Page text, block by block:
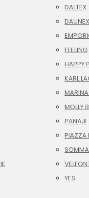
DALTEX
DAUNEX
FEELING
HAPPY
KARL
MOLLY
PANAJI
PIAZZA
SOMMA
YES